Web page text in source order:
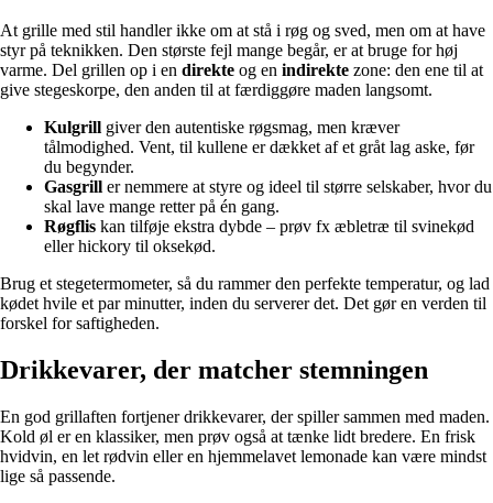
At grille med stil handler ikke om at stå i røg og sved, men om at have
styr på teknikken. Den største fejl mange begår, er at bruge for høj
varme. Del grillen op i en direkte og en indirekte zone: den ene til at
give stegeskorpe, den anden til at færdiggøre maden langsomt.
Kulgrill giver den autentiske røgsmag, men kræver
tålmodighed. Vent, til kullene er dækket af et gråt lag aske, før
du begynder.
Gasgrill er nemmere at styre og ideel til større selskaber, hvor du
skal lave mange retter på én gang.
Røgflis kan tilføje ekstra dybde – prøv fx æbletræ til svinekød
eller hickory til oksekød.
Brug et stegetermometer, så du rammer den perfekte temperatur, og lad
kødet hvile et par minutter, inden du serverer det. Det gør en verden til
forskel for saftigheden.
Drikkevarer, der matcher stemningen
En god grillaften fortjener drikkevarer, der spiller sammen med maden.
Kold øl er en klassiker, men prøv også at tænke lidt bredere. En frisk
hvidvin, en let rødvin eller en hjemmelavet lemonade kan være mindst
lige så passende.